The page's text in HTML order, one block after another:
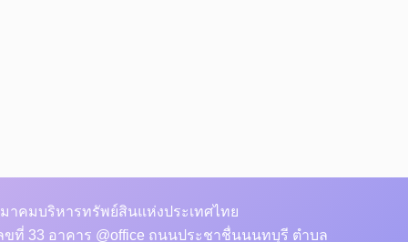
าคมบริหารทรัพย์สินแห่งประเทศไทย
ขที่ 33 อาคาร @office ถนนประชาชื่นนนทบุรี ตำบล